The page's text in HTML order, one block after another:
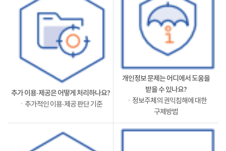
추가 이용·제공은 어떻게 처리하나요?
ㆍ추가적인 이용·제공 판단 기준
개인정보 문제는 어디에서 도움을
받을 수 있나요?
ㆍ정보주체의 권익침해에 대한
구제방법